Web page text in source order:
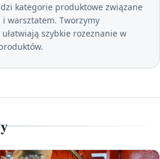
kategorie produktowe związane
warsztatem. Tworzymy
szybkie rozeznanie w